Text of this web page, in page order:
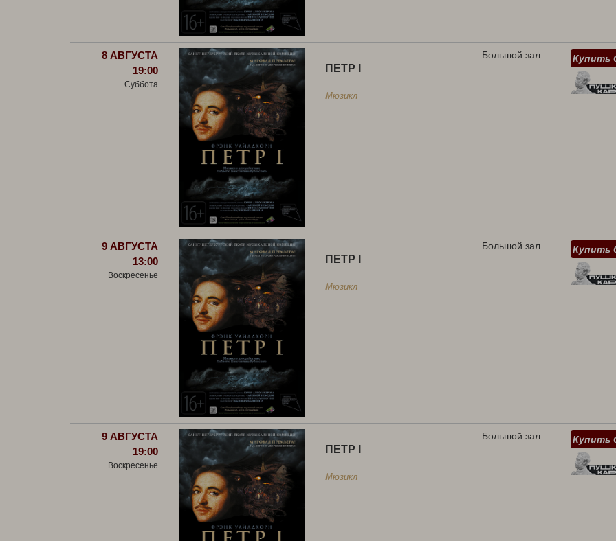
8 АВГУСТА
19:00
Суббота
ПЕТР I
Мюзикл
Большой зал Купить
9 АВГУСТА
13:00
Воскресенье
ПЕТР I
Мюзикл
Большой зал Купить
9 АВГУСТА
19:00
Воскресенье
ПЕТР I
Мюзикл
Большой зал Купить